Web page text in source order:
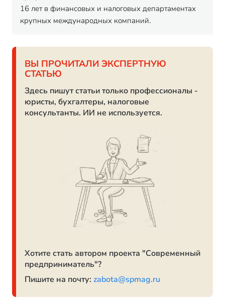
16 лет в финансовых и налоговых департаментах
крупных международных компаний.
ВЫ ПРОЧИТАЛИ ЭКСПЕРТНУЮ
СТАТЬЮ
Здесь пишут статьи только профессионалы -
юристы, бухгалтеры, налоговые
консультанты. ИИ не используется.
Хотите стать автором проекта "Современный
предприниматель"?
Пишите на почту: zabota@spmag.ru